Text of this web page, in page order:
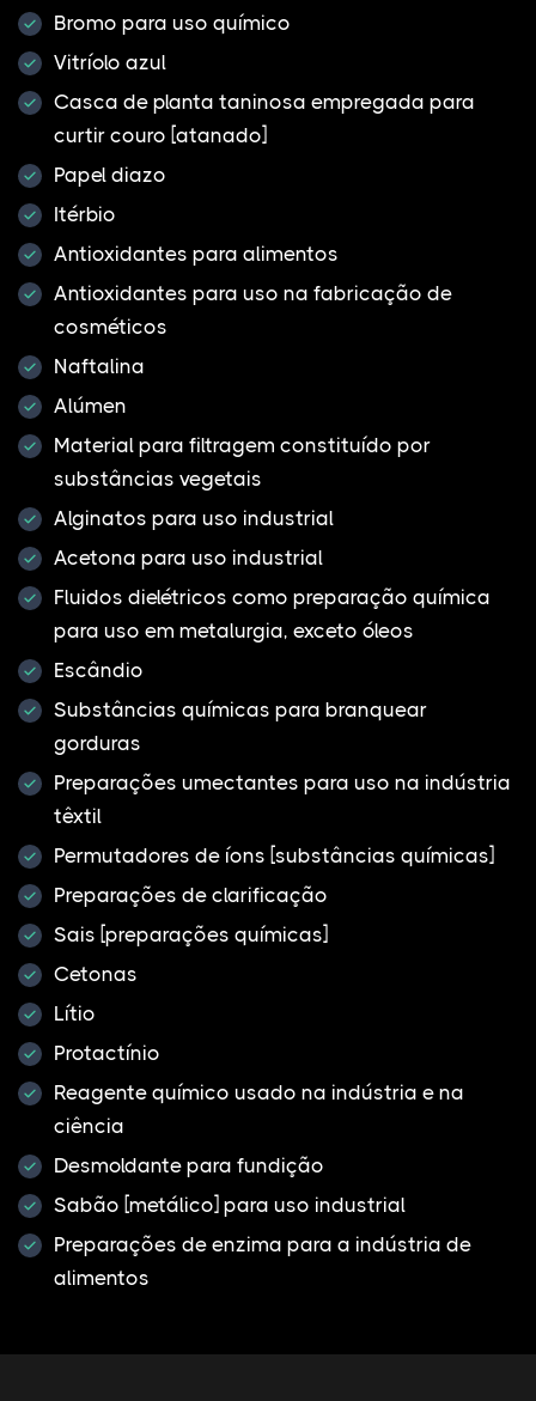
Bromo para uso químico
Vitríolo azul
Casca de planta taninosa empregada para
curtir couro [atanado]
Papel diazo
Itérbio
Antioxidantes para alimentos
Antioxidantes para uso na fabricação de
cosméticos
Naftalina
Alúmen
Material para filtragem constituído por
substâncias vegetais
Alginatos para uso industrial
Acetona para uso industrial
Fluidos dielétricos como preparação química
para uso em metalurgia, exceto óleos
Escândio
Substâncias químicas para branquear
gorduras
Preparações umectantes para uso na indústria
têxtil
Permutadores de íons [substâncias químicas]
Preparações de clarificação
Sais [preparações químicas]
Cetonas
Lítio
Protactínio
Reagente químico usado na indústria e na
ciência
Desmoldante para fundição
Sabão [metálico] para uso industrial
Preparações de enzima para a indústria de
alimentos